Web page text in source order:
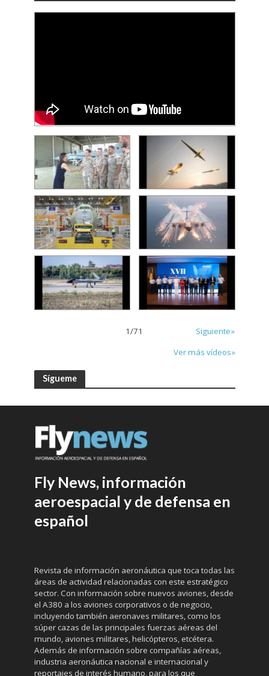
1/71
Siguiente»
Ver más vídeos»
Sígueme
Fly News, información
aeroespacial y de defensa en
español
Revista de información aeronáutica que toca todas las
áreas de actividad relacionadas con este estratégico
sector. Con información sobre nuevos aviones, desde
el A380 a los aviones corporativos o de negocio,
incluyendo también aeronaves militares, como los
súper cazas de las principales fuerzas aéreas del
mundo, aviones militares, helicópteros, etcétera.
Además de información sobre compañías aéreas,
industria aeronáutica nacional e internacional y
reportajes de interés humano, para los que